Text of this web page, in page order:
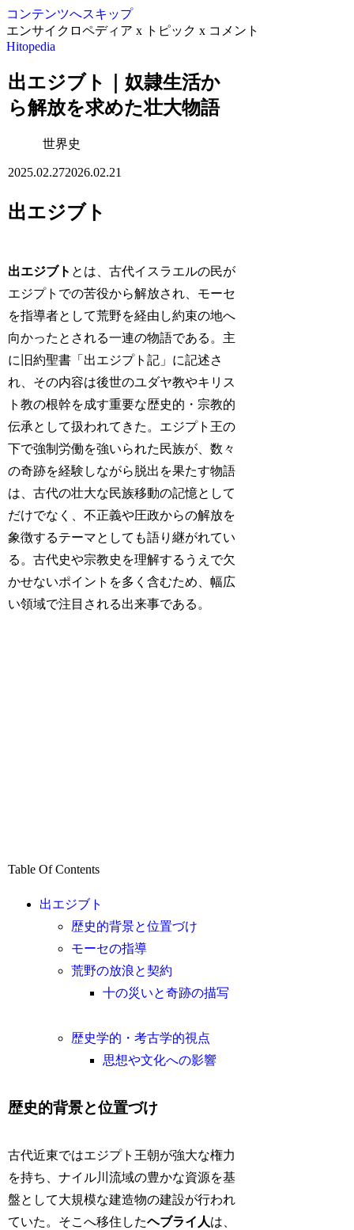
コンテンツへスキップ
エンサイクロペディア x トピック x コメント
Hitopedia
出エジブト｜奴隷生活か
ら解放を求めた壮大物語
世界史
2025.02.272026.02.21
出エジブト
出エジブト とは、古代イスラエルの民が
エジプトでの苦役から解放され、モーセ
を指導者として荒野を経由し約束の地へ
向かったとされる一連の物語である。主
に旧約聖書「出エジプト記」に記述さ
れ、その内容は後世のユダヤ教やキリス
ト教の根幹を成す重要な歴史的・宗教的
伝承として扱われてきた。エジプト王の
下で強制労働を強いられた民族が、数々
の奇跡を経験しながら脱出を果たす物語
は、古代の壮大な民族移動の記憶として
だけでなく、不正義や圧政からの解放を
象徴するテーマとしても語り継がれてい
る。古代史や宗教史を理解するうえで欠
かせないポイントを多く含むため、幅広
い領域で注目される出来事である。
Table Of Contents
出エジブト
歴史的背景と位置づけ
モーセの指導
荒野の放浪と契約
十の災いと奇跡の描写
歴史学的・考古学的視点
思想や文化への影響
歴史的背景と位置づけ
古代近東ではエジプト王朝が強大な権力
を持ち、ナイル川流域の豊かな資源を基
盤として大規模な建造物の建設が行われ
ていた。そこへ移住したヘブライ人は、